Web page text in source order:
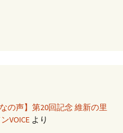
なの声】第20回記念 維新の里
VOICE より